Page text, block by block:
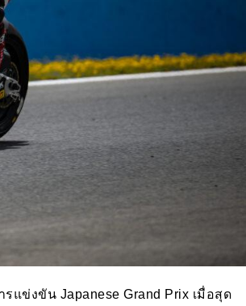
แข่งขัน Japanese Grand Prix เมื่อสุด